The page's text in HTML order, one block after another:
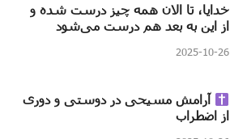
خدایا، تا الان همه چیز درست شده و
از این به بعد هم درست می‌شود
2025-10-26
آرامش مسیحی در دوستی و دوری
از اضطراب